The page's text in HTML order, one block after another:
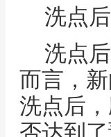
洗点
洗点
而言，
洗点后